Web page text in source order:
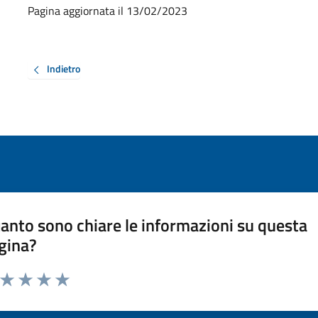
Pagina aggiornata il 13/02/2023
Indietro
sono chiare le informazioni su questa
da 1 a 5 stelle la pagina